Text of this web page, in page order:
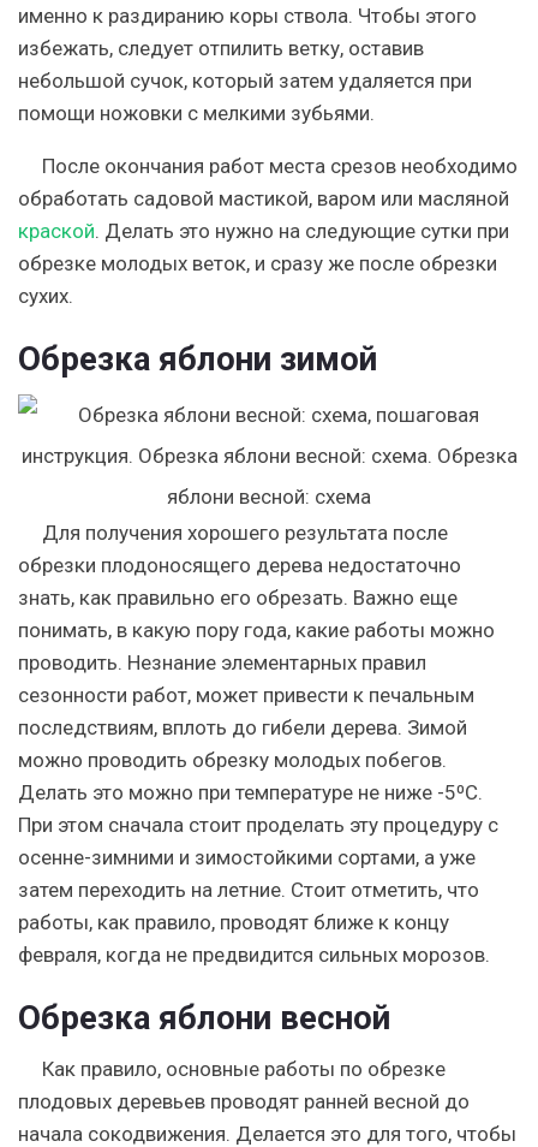
именно к раздиранию коры ствола. Чтобы этого
избежать, следует отпилить ветку, оставив
небольшой сучок, который затем удаляется при
помощи ножовки с мелкими зубьями.
После окончания работ места срезов необходимо
обработать садовой мастикой, варом или масляной
краской. Делать это нужно на следующие сутки при
обрезке молодых веток, и сразу же после обрезки
сухих.
Обрезка яблони зимой
Для получения хорошего результата после
обрезки плодоносящего дерева недостаточно
знать, как правильно его обрезать. Важно еще
понимать, в какую пору года, какие работы можно
проводить. Незнание элементарных правил
сезонности работ, может привести к печальным
последствиям, вплоть до гибели дерева. Зимой
можно проводить обрезку молодых побегов.
Делать это можно при температуре не ниже -5⁰С.
При этом сначала стоит проделать эту процедуру с
осенне-зимними и зимостойкими сортами, а уже
затем переходить на летние. Стоит отметить, что
работы, как правило, проводят ближе к концу
февраля, когда не предвидится сильных морозов.
Обрезка яблони весной
Как правило, основные работы по обрезке
плодовых деревьев проводят ранней весной до
начала сокодвижения. Делается это для того, чтобы